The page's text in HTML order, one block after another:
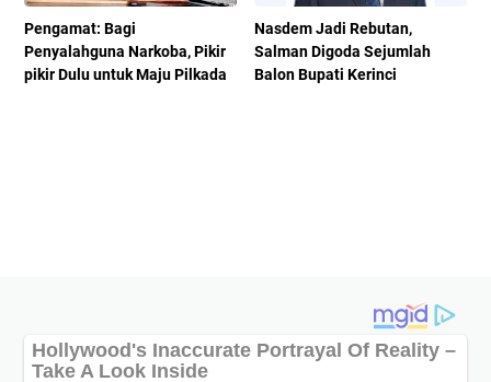
Pengamat: Bagi
Penyalahguna Narkoba, Pikir
pikir Dulu untuk Maju Pilkada
Nasdem Jadi Rebutan,
Salman Digoda Sejumlah
Balon Bupati Kerinci